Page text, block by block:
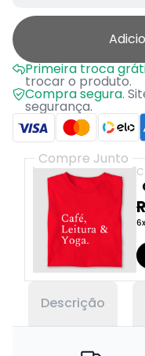
Primeira troca
trocar o produto.
Compra segura.
segurança.
Compre Junto
Descrição